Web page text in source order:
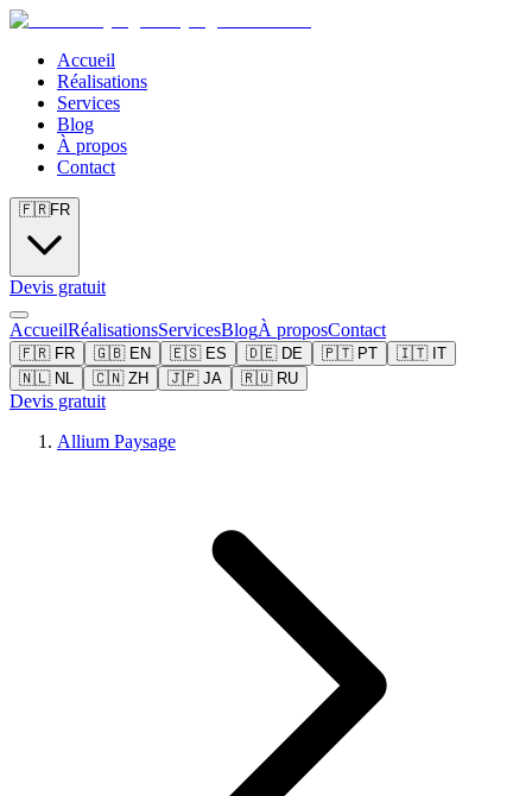
Accueil
Réalisations
Services
Blog
À propos
Contact
🇫🇷FR
Devis gratuit
AccueilRéalisationsServicesBlogÀ proposContact
🇫🇷 FR 🇬🇧 EN 🇪🇸 ES 🇩🇪 DE 🇵🇹 PT 🇮🇹 IT
🇳🇱 NL 🇨🇳 ZH 🇯🇵 JA 🇷🇺 RU
Devis gratuit
Allium Paysage